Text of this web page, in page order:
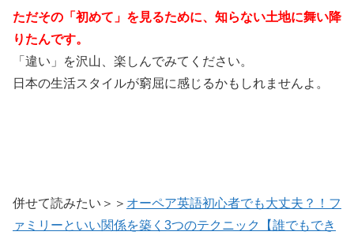
ただその「初めて」を見るために、知らない土地に舞い降
りたんです。
「違い」を沢山、楽しんでみてください。
日本の生活スタイルが窮屈に感じるかもしれませんよ。
併せて読みたい＞＞ オーペア英語初心者でも大丈夫？！フ
ァミリーといい関係を築く3つのテクニック【誰でもでき